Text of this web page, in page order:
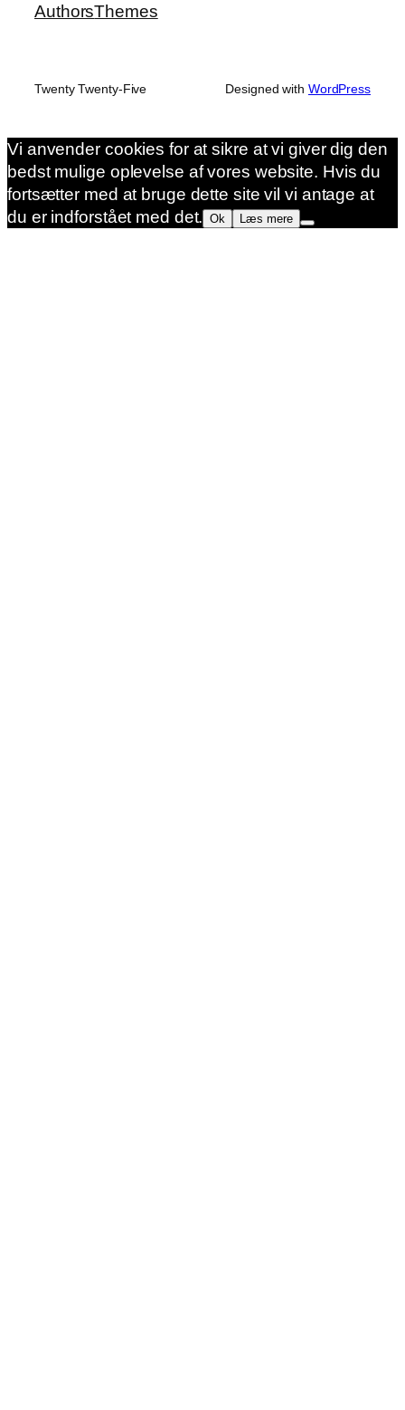
AuthorsThemes
Twenty Twenty-Five Designed with WordPress
Vi anvender cookies for at sikre at vi giver dig den
bedst mulige oplevelse af vores website. Hvis du
fortsætter med at bruge dette site vil vi antage at
du er indforstået med det. Ok Læs mere